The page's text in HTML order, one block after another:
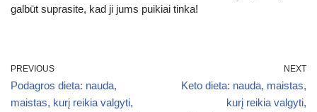
galbūt suprasite, kad ji jums puikiai tinka!
PREVIOUS
Podagros dieta: nauda,
maistas, kurį reikia valgyti,
NEXT
Keto dieta: nauda, maistas,
kurį reikia valgyti,